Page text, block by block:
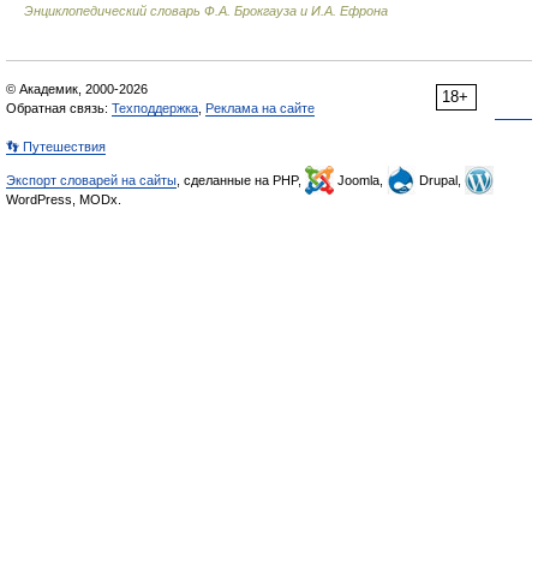
Энциклопедический словарь Ф.А. Брокгауза и И.А. Ефрона
18+
© Академик, 2000-2026
Обратная связь: Техподдержка Реклама на сайте
👣 Путешествия
Экспорт словарей на сайты , сделанные на PHP, Joomla,
Drupal,
WordPress, MODx.